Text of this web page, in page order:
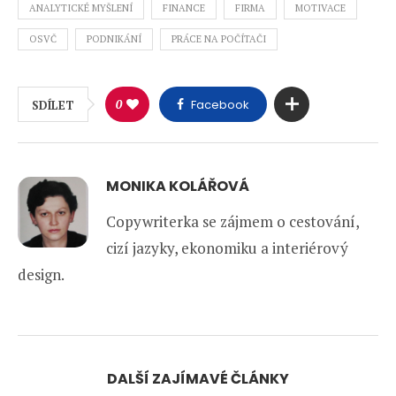
ANALYTICKÉ MYŠLENÍ FINANCE FIRMA MOTIVACE
OSVČ PODNIKÁNÍ PRÁCE NA POČÍTAČI
SDÍLET 0 Facebook
MONIKA KOLÁŘOVÁ
Copywriterka se zájmem o cestování,
cizí jazyky, ekonomiku a interiérový
design.
DALŠÍ ZAJÍMAVÉ ČLÁNKY